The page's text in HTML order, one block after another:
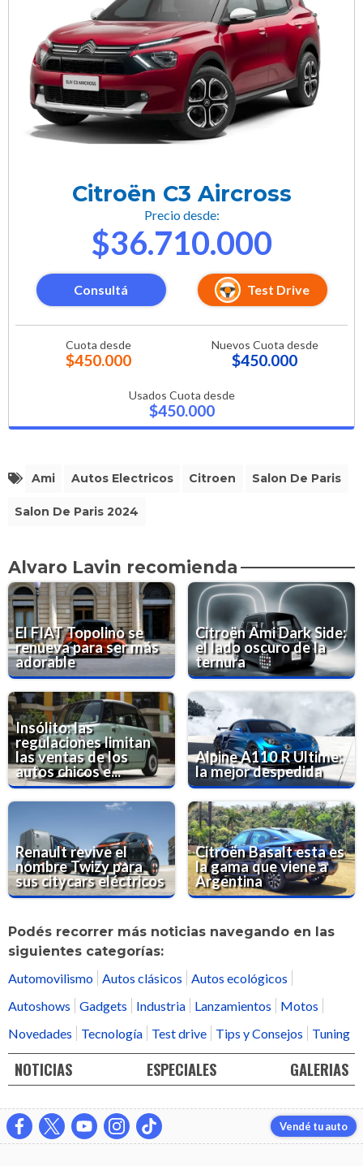
Citroën C3 Aircross
Precio desde:
$36.710.000
Consultá Test Drive
Cuota desde
$450.000
Nuevos Cuota desde
$450.000
Usados Cuota desde
$450.000
Ami Autos Electricos Citroen Salon De Paris
Salon De Paris 2024
Alvaro Lavin recomienda
El FIAT Topolino se
renueva para ser más
adorable
Citroën Ami Dark Side:
el lado oscuro de la
ternura
Insólito: las
regulaciones limitan
las ventas de los
autos chicos e...
Alpine A110 R Ultime:
la mejor despedida
Renault revive el
nombre Twizy para
sus citycars eléctricos
Citroën Basalt esta es
la gama que viene a
Argentina
Podés recorrer más noticias navegando en las
siguientes categorías:
Automovilismo Autos clásicos
Autos ecológicos
Autoshows
Gadgets Industria Lanzamientos
Motos
Novedades
Tecnología Test drive Tips y Consejos Tuning
NOTICIAS ESPECIALES GALERIAS
Vendé tu auto